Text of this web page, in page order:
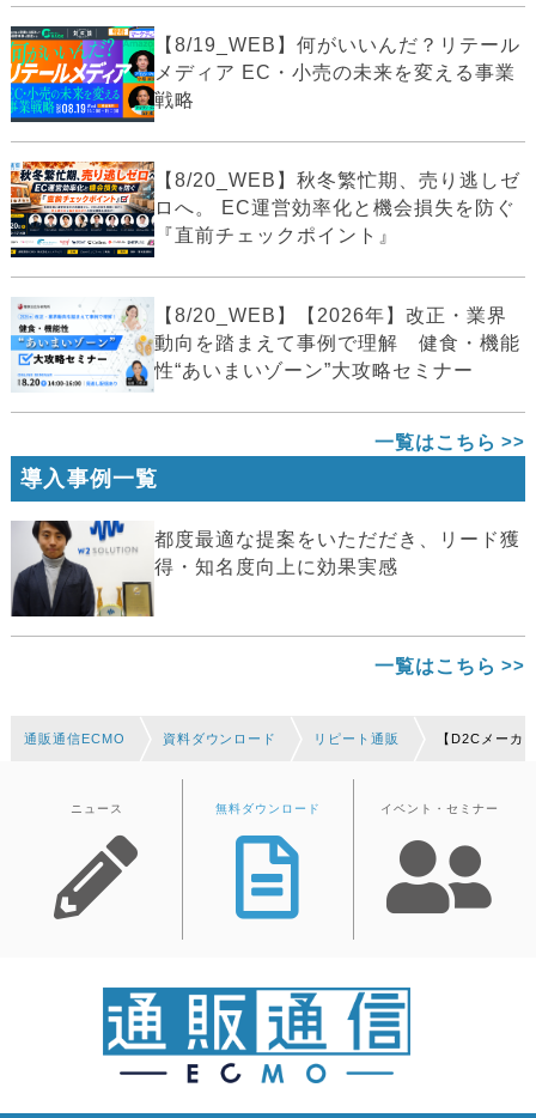
【8/19_WEB】何がいいんだ？リテール
メディア EC・小売の未来を変える事業
戦略
【8/20_WEB】秋冬繁忙期、売り逃しゼ
ロへ。 EC運営効率化と機会損失を防ぐ
『直前チェックポイント』
【8/20_WEB】【2026年】改正・業界
動向を踏まえて事例で理解 健食・機能
性“あいまいゾーン”大攻略セミナー
一覧はこちら
導入事例一覧
都度最適な提案をいただだき、リード獲
得・知名度向上に効果実感
一覧はこちら
通販通信ECMO 資料ダウンロード リピート通販 【D2Cメーカ
ニュース 無料ダウンロード イベント・セミナー